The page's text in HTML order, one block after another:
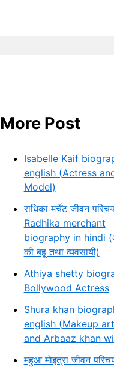
More Post
Isabelle Kaif
english (Actress
Model)
राधिका मर्चेंट जीवन
Radhika merchant
biography in hindi
की बहू तथा व्यवसायी)
Athiya shetty
Bollywood Actress
Shura khan
english (Makeup
and Arbaaz khan
महुआ मोइत्रा जीवन